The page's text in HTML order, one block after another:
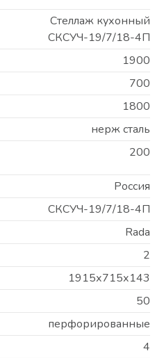
Стеллаж кухонный
СКСУЧ-19/7/18-4П
1900
700
1800
нерж сталь
200
Россия
СКСУЧ-19/7/18-4П
Rada
2
1915х715х143
50
перфорированные
4